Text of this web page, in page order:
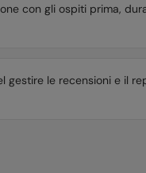
con gli ospiti prima,
gestire le recensioni e il